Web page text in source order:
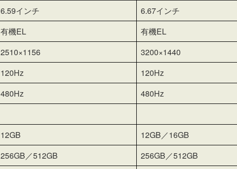
6.59インチ
6.67インチ
有機EL
有機EL
2510×1156
3200×1440
120Hz
120Hz
480Hz
480Hz
12GB
12GB／16GB
256GB／512GB 256GB／512GB